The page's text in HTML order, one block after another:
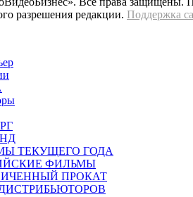
разрешения редакции. Поддержка
ТЕКУЩЕГО ГОДА
ФИЛЬМЫ
ПРОКАТ